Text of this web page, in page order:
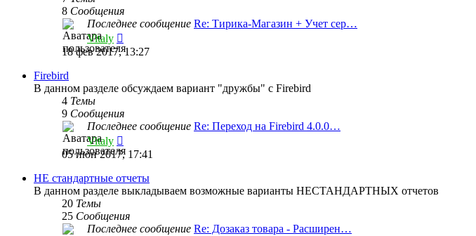
8 Сообщения
Последнее сообщение Re: Тирика-Магазин + Учет сер…
Vitaly
к
18 фев 2017, 13:27
Firebird
В данном разделе обсуждаем вариант "дружбы" с Firebird
4 Темы
9 Сообщения
Последнее сообщение Re: Переход на Firebird 4.0.0…
Vitaly
к
последнему
сообщению
05 июн 2017, 17:41
НЕ стандартные отчеты
В данном разделе выкладываем возможные варианты НЕСТАНДАРТНЫХ отчетов
20 Темы
25 Сообщения
Последнее сообщение Re: Дозаказ товара - Расширен…